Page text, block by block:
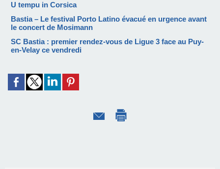
U tempu in Corsica
Bastia – Le festival Porto Latino évacué en urgence avant
le concert de Mosimann
SC Bastia : premier rendez-vous de Ligue 3 face au Puy-
en-Velay ce vendredi